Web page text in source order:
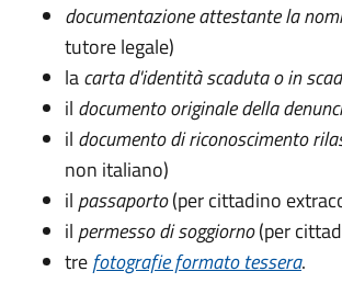
documentazione attestante la
tutore legale)
lacarta d'identità scaduta o in
il documento originale della
il documento di riconoscimento
non italiano)
il passaporto(per cittadino
il permesso di soggiorno(per
trefotografie formato tessera.